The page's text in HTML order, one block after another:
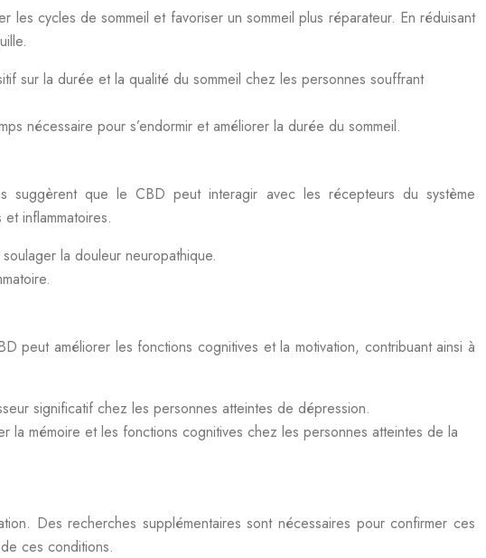
cycles de sommeil et favoriser un sommeil plus réparateur. En réduisant
sur la durée et la qualité du sommeil chez les personnes souffrant
nécessaire pour s’endormir et améliorer la durée du sommeil.
suggèrent que le CBD peut interagir avec les récepteurs du système
inflammatoires.
la douleur neuropathique.
peut améliorer les fonctions cognitives et la motivation, contribuant ainsi à
significatif chez les personnes atteintes de dépression.
mémoire et les fonctions cognitives chez les personnes atteintes de la
Des recherches supplémentaires sont nécessaires pour confirmer ces
ces conditions.